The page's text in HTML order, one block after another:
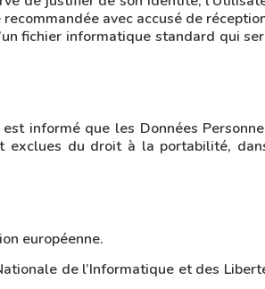
avec accusé de
fichier informatique standard qui
informé que les Données
exclues du droit à la portabilité,
européenne.
de l’Informatique et des